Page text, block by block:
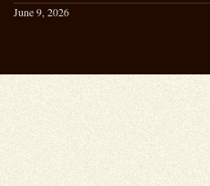
June 9, 2026